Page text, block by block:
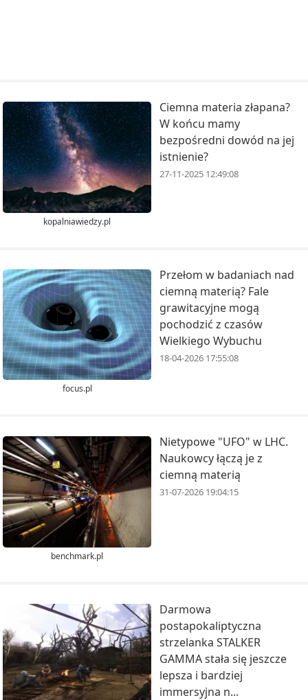
kopalniawiedzy.pl
Ciemna materia złapana?
W końcu mamy
bezpośredni dowód na jej
istnienie?
27-11-2025 12:49:08
focus.pl
Przełom w badaniach nad
ciemną materią? Fale
grawitacyjne mogą
pochodzić z czasów
Wielkiego Wybuchu
18-04-2026 17:55:08
benchmark.pl
Nietypowe "UFO" w LHC.
Naukowcy łączą je z
ciemną materią
31-07-2026 19:04:15
Darmowa
postapokaliptyczna
strzelanka STALKER
GAMMA stała się jeszcze
lepsza i bardziej
immersyjna n...